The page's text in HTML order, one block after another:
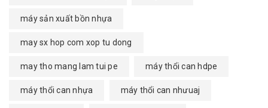
máy sản xuất bồn nhựa
may sx hop com xop tu dong
may tho mang lam tui pe máy thổi can hdpe
máy thổi can nhựa máy thổi can nhưuaj